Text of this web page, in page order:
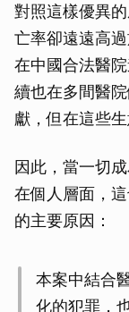
對照這樣優異
亡率卻遠遠高
在中國合法醫
續也在多間醫
獻，但在這些
因此，當一切
在個人層面，
的主要原因：
本案中結合
化的犯罪，